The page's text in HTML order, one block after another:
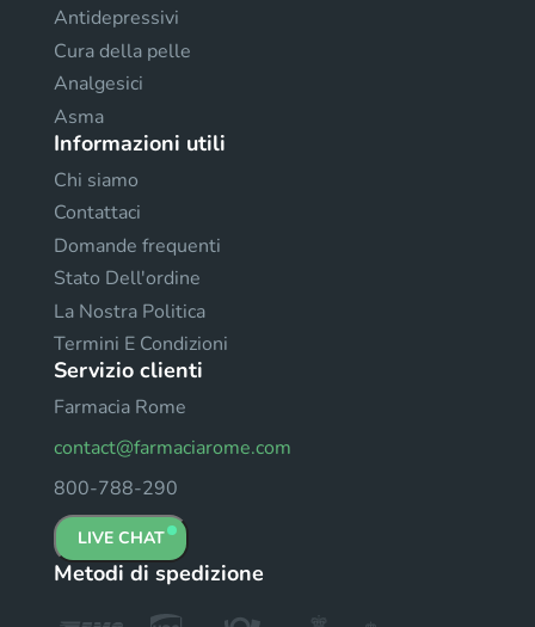
Antidepressivi
Cura della pelle
Analgesici
Asma
Informazioni utili
Chi siamo
Contattaci
Domande frequenti
Stato Dell'ordine
La Nostra Politica
Termini E Condizioni
Servizio clienti
Farmacia Rome
contact@farmaciarome.com
800-788-290
LIVE CHAT
Metodi di spedizione